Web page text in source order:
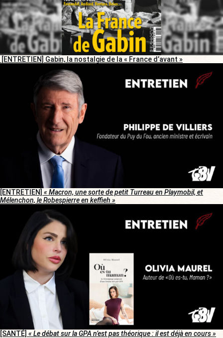
[ENTRETIEN] Gabin, la nostalgie de la « France d’avant »
[ENTRETIEN] « Macron, une sorte de petit Turreau en Playmobil, et
Mélenchon, le Robespierre en keffieh »
[SANTÉ] « Le débat sur la GPA n’est pas théorique : il est déjà en cours »